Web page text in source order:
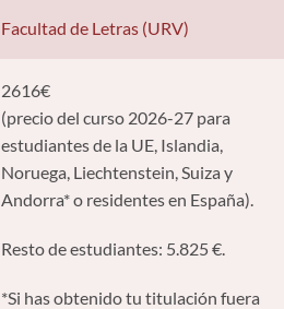
Facultad de Letras (URV)
2616€
(precio del curso 2026-27 para
estudiantes de la UE, Islandia,
Noruega, Liechtenstein, Suiza y
Andorra* o residentes en España).
Resto de estudiantes: 5.825 €.
*Si has obtenido tu titulación fuera